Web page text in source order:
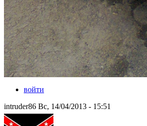
войти
intruder86 Вс, 14/04/2013 - 15:51